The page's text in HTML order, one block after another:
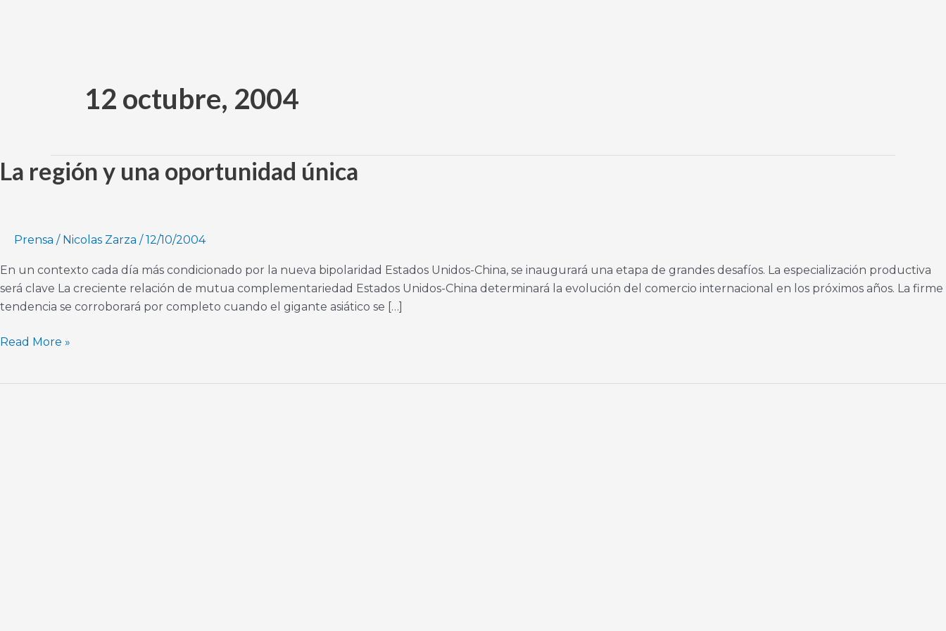
12 octubre, 2004
La región y una oportunidad única
Prensa / Nicolas Zarza /12/10/2004
En un contexto cada día más condicionado por la nueva bipolaridad Estados Unidos-China, se inaugurará una etapa de grandes desafíos. La especialización productiva
será clave La creciente relación de mutua complementariedad Estados Unidos-China determinará la evolución del comercio internacional en los próximos años. La firme
tendencia se corroborará por completo cuando el gigante asiático se […]
La
región
oportunidad
Read More »